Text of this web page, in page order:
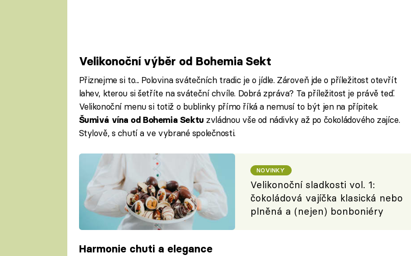
Velikonoční výběr od Bohemia Sekt
Přiznejme si to... Polovina svátečních tradic je o jídle. Zároveň jde o příležitost otevřít
lahev, kterou si šetříte na sváteční chvíle. Dobrá zpráva? Ta příležitost je právě teď.
Velikonoční menu si totiž o bublinky přímo říká a nemusí to být jen na přípitek.
Šumivá vína od Bohemia Sektu zvládnou vše od nádivky až po čokoládového zajíce.
Stylově, s chutí a ve vybrané společnosti.
NOVINKY
Velikonoční sladkosti vol. 1:
čokoládová vajíčka klasická nebo
plněná a (nejen) bonboniéry
Harmonie chuti a elegance